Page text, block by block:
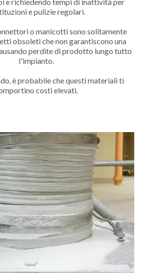
e pulizie regolari.
o manicotti sono solitamente
obsoleti che non garantiscono una
perdite di prodotto lungo tutto
l'impianto.
è probabile che questi materiali ti
costi elevati.